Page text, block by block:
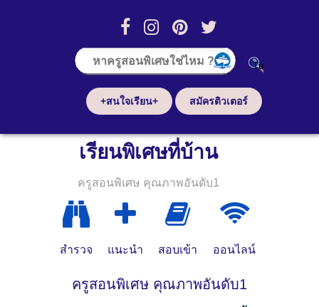
+สนใจเรียน+ สมัครติวเตอร์
เรียนพิเศษที่บ้าน
ครูสอนพิเศษ คุณภาพอันดับ1
สำรวจ แนะนำ สอบเข้า ออนไลน์
ครูสอนพิเศษ คุณภาพอันดับ1